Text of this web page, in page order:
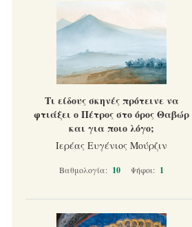
Τι είδους σκηνές πρότεινε να
φτιάξει ο Πέτρος στο όρος Θαβώρ
και για ποιο λόγο;
Ιερέας Ευγένιος Μούρζιν
Βαθμολογία: 10 Ψήφοι: 1